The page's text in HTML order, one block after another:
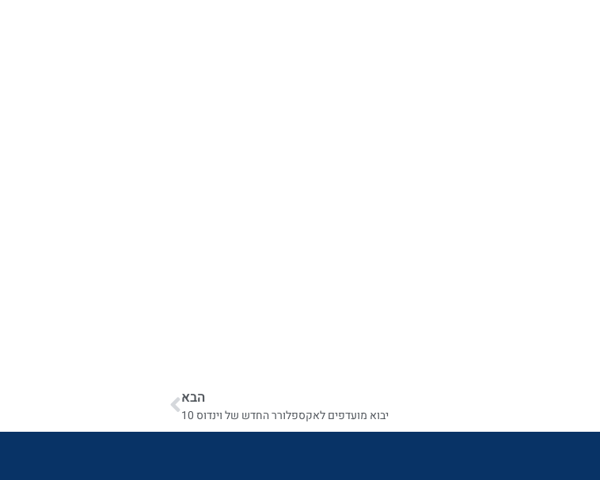
הבא
יבוא מועדפים לאקספלורר החדש של וינדוס 10